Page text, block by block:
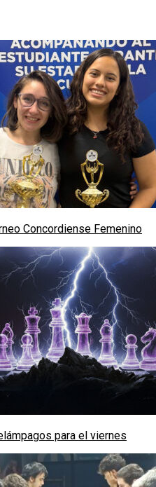
Concordiense Femenino
para el viernes